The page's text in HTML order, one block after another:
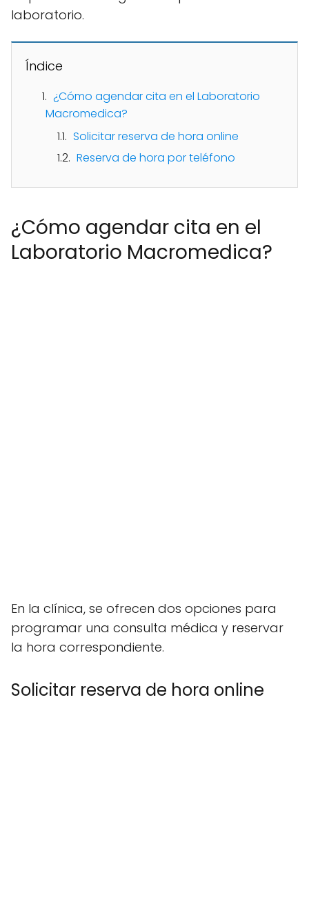
laboratorio.
Índice
¿Cómo agendar cita en el Laboratorio
Macromedica?
Solicitar reserva de hora online
Reserva de hora por teléfono
¿Cómo agendar cita en el
Laboratorio Macromedica?
En la clínica, se ofrecen dos opciones para
programar una consulta médica y reservar
la hora correspondiente.
Solicitar reserva de hora online